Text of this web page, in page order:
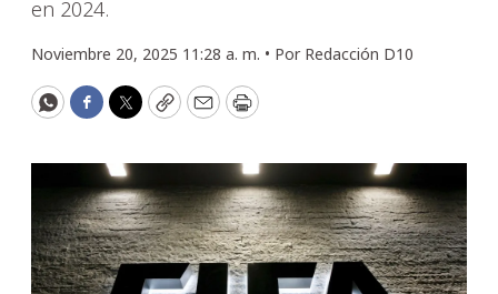
en 2024.
Noviembre 20, 2025 11:28 a. m. • Por Redacción D10
WhatsApp
Facebook
Twitter
CopyEmailPrint